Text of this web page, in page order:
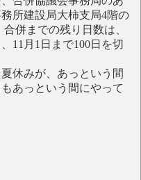
所建設局大柿支局4階の
併までの残り日数は、
11月1日まで100日を切
休みが、あっという間
あっという間にやって